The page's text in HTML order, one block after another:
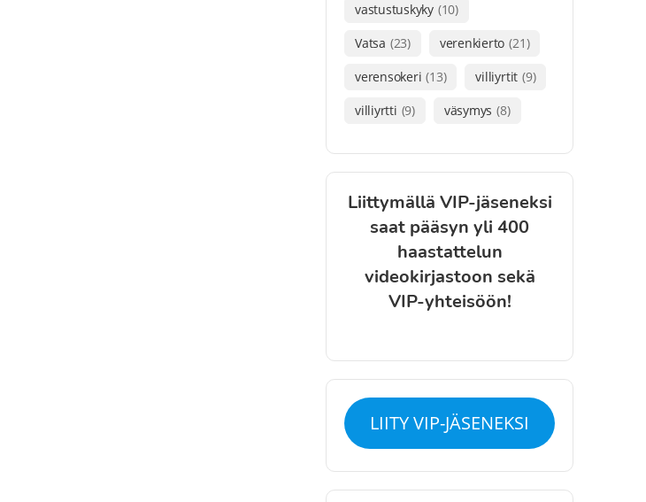
vastustuskyky (10)
Vatsa (23) verenkierto (21)
verensokeri (13) villiyrtit (9)
villiyrtti (9) väsymys (8)
Liittymällä VIP-jäseneksi
saat pääsyn yli 400
haastattelun
videokirjastoon sekä
VIP-yhteisöön!
LIITY VIP-JÄSENEKSI